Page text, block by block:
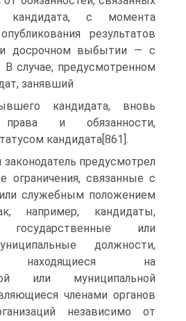
кандидата, с момента
результатов
досрочном выбытии — с
случае, предусмотренном
занявший
кандидата, вновь
права и обязанности,
кандидата[861].
предусмотрел
ограничения, связанные с
служебным положением
например, кандидаты,
или
должности,
находящиеся на
или муниципальной
членами органов
независимо от